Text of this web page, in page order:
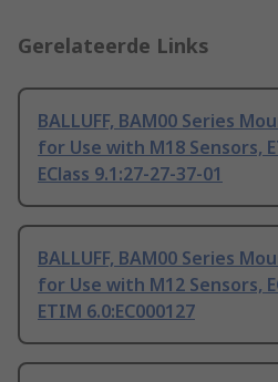
Gerelateerde Links
BALLUFF, BAM00 Series
for Use with M18 Sensors,
EClass 9.1:27-27-37-01
BALLUFF, BAM00 Series
for Use with M12 Sensors,
ETIM 6.0:EC000127